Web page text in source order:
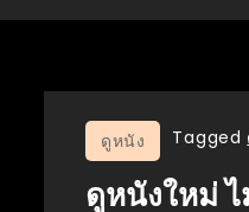
ดูหนัง Tagged
ดูหนังใหม่